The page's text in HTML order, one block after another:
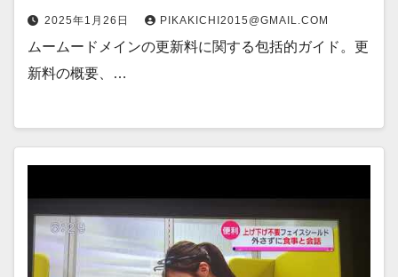
2025年1月26日 PIKAKICHI2015@GMAIL.COM
ムームードメインの更新料に関する包括的ガイド。更
新料の概要、…